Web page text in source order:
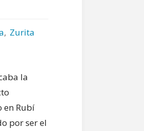
, Zurita
la
en Rubí
por ser el